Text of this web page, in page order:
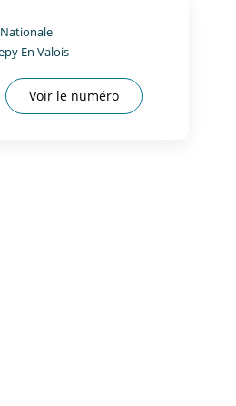
En Valois
Voir le numéro